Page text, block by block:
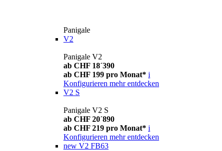
Panigale
V2
Panigale V2
ab CHF 18´390
ab CHF 199 pro Monat* i
Konfigurieren mehr entdecken
V2 S
Panigale V2 S
ab CHF 20´890
ab CHF 219 pro Monat* i
Konfigurieren mehr entdecken
new V2 FB63